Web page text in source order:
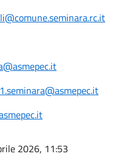
2026, 11:53